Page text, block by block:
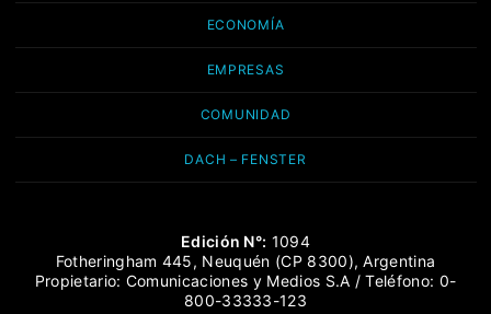
ECONOMÍA
EMPRESAS
COMUNIDAD
DACH – FENSTER
Edición N°: 1094
Fotheringham 445, Neuquén (CP 8300), Argentina
Propietario: Comunicaciones y Medios S.A / Teléfono: 0-
800-33333-123